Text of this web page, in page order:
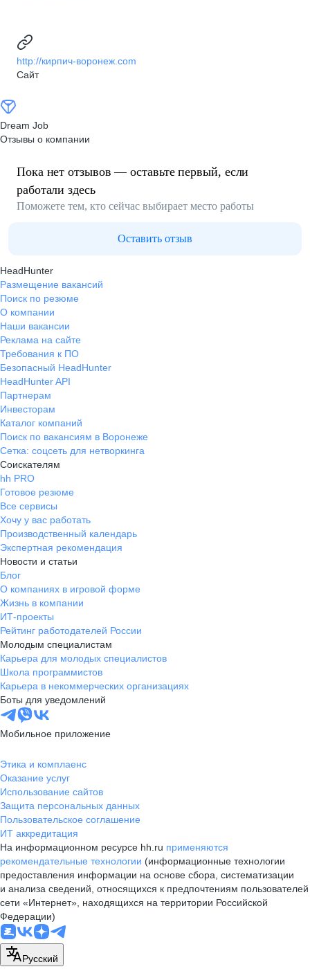
http://кирпич-воронеж.com
Сайт
Dream Job
Отзывы о компании
Пока нет отзывов — оставьте первый, если
работали здесь
Поможете тем, кто сейчас выбирает место работы
Оставить отзыв
HeadHunter
Размещение вакансий
Поиск по резюме
О компании
Наши вакансии
Реклама на сайте
Требования к ПО
Безопасный HeadHunter
HeadHunter API
Партнерам
Инвесторам
Каталог компаний
Поиск по вакансиям в Воронеже
Сетка: соцсеть для нетворкинга
Соискателям
hh PRO
Готовое резюме
Все сервисы
Хочу у вас работать
Производственный календарь
Экспертная рекомендация
Новости и статьи
Блог
О компаниях в игровой форме
Жизнь в компании
ИТ-проекты
Рейтинг работодателей России
Молодым специалистам
Карьера для молодых специалистов
Школа программистов
Карьера в некоммерческих организациях
Боты для уведомлений
Мобильное приложение
Этика и комплаенс
Оказание услуг
Использование сайтов
Защита персональных данных
Пользовательское соглашение
ИТ аккредитация
На информационном ресурсе hh.ru применяются
рекомендательные технологии (информационные технологии
предоставления информации на основе сбора, систематизации
и анализа сведений, относящихся к предпочтениям пользователей
сети «Интернет», находящихся на территории Российской
Федерации)
Русский